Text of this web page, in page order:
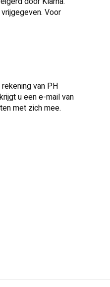
Voor
van PH
u een e-mail van
met zich mee.